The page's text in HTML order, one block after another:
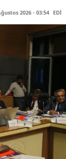
2026 - 03:54